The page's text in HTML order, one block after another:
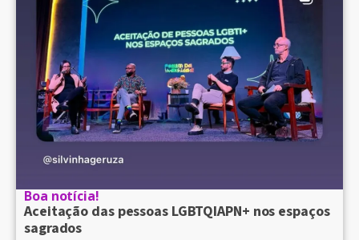
Boa notícia!
Aceitação das pessoas LGBTQIAPN+ nos espaços
sagrados